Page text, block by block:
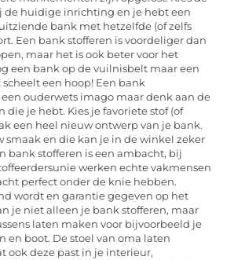
de huidige inrichting en je hebt een
bank met hetzelfde (of zelfs
Een bank stofferen is voordeliger dan
maar het is ook beter voor het
een bank op de vuilnisbelt maar een
scheelt een hoop! Een bank
ouderwets imago maar denk aan de
je hebt. Kies je favoriete stof (of
een heel nieuw ontwerp van je bank.
smaak en die kan je in de winkel zeker
bank stofferen is een ambacht, bij
werken echte vakmensen
perfect onder de knie hebben.
wordt en garantie gegeven op het
je niet alleen je bank stofferen, maar
laten maken voor bijvoorbeeld je
en boot. De stoel van oma laten
ook deze past in je interieur,